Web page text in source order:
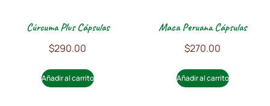
Cúrcuma Plus Cápsulas
$290.00
Añadir al carrito
Maca Peruana Cápsulas
$270.00
Añadir al carrito